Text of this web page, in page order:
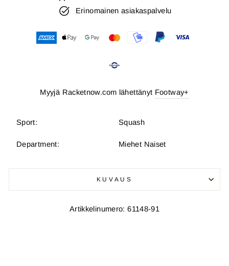
Erinomainen asiakaspalvelu
Myyjä Racketnow.com lähettänyt Footway+
Sport: Squash
Department: Miehet Naiset
KUVAUS
Artikkelinumero: 61148-91